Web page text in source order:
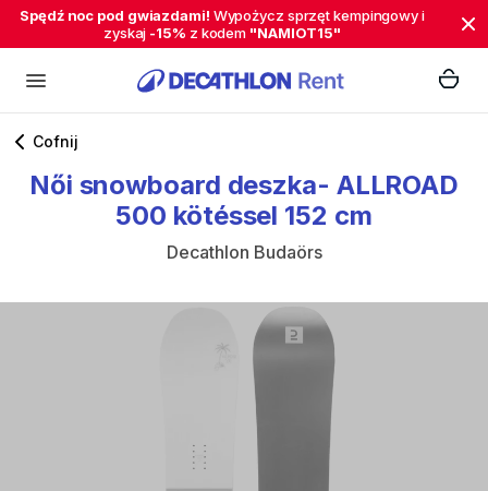
Spędź noc pod gwiazdami! Wypożycz sprzęt kempingowy i
zyskaj -15% z kodem "NAMIOT15"
Cofnij
Női snowboard deszka- ALLROAD
500 kötéssel 152 cm
Decathlon Budaörs